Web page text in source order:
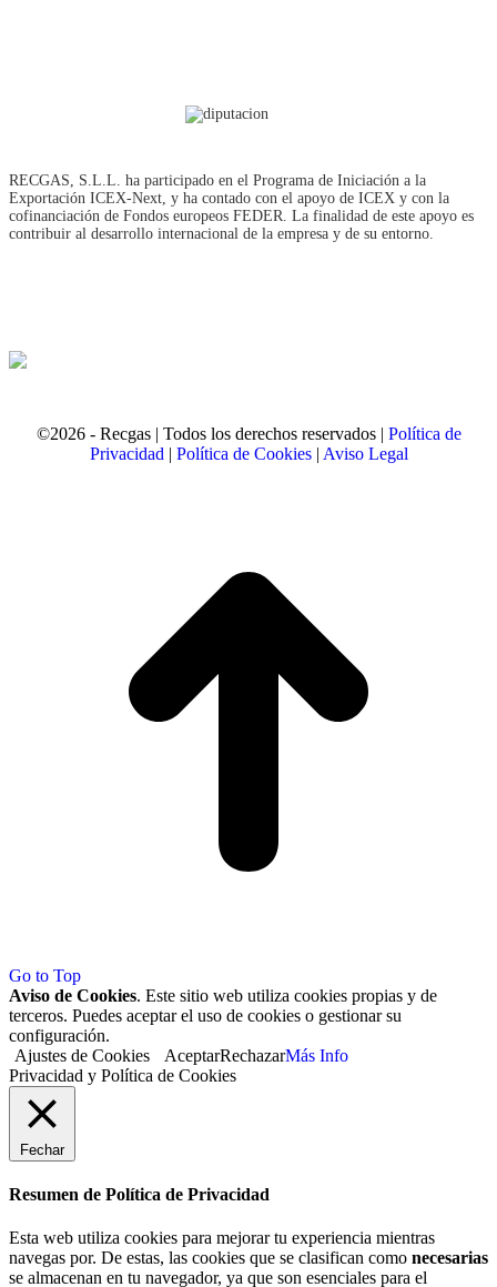
RECGAS, S.L.L. ha participado en el Programa de Iniciación a la
Exportación ICEX‐Next, y ha contado con el apoyo de ICEX y con la
cofinanciación de Fondos europeos FEDER. La finalidad de este apoyo es
contribuir al desarrollo internacional de la empresa y de su entorno.
©2026 - Recgas | Todos los derechos reservados | Política de
Privacidad | Política de Cookies| Aviso Legal
Go to Top
Aviso de Cookies. Este sitio web utiliza cookies propias y de
terceros. Puedes aceptar el uso de cookies o gestionar su
configuración.
Ajustes de Cookies
AceptarRechazarMás Info
Privacidad y Política de Cookies
Fechar
Resumen de Política de Privacidad
Esta web utiliza cookies para mejorar tu experiencia mientras
navegas por. De estas, las cookies que se clasifican como necesarias
se almacenan en tu navegador, ya que son esenciales para el